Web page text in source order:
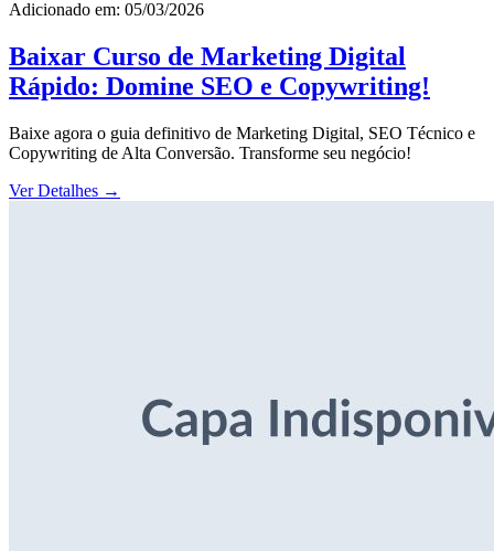
Adicionado em: 05/03/2026
Baixar Curso de Marketing Digital
Rápido: Domine SEO e Copywriting!
Baixe agora o guia definitivo de Marketing Digital, SEO Técnico e
Copywriting de Alta Conversão. Transforme seu negócio!
Ver Detalhes →